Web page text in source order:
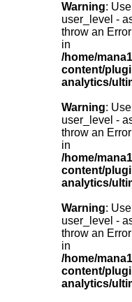
Warning:
user_level -
throw an
in
/home/
content/
analytics/
Warning:
user_level -
throw an
in
/home/
content/
analytics/
Warning:
user_level -
throw an
in
/home/
content/
analytics/